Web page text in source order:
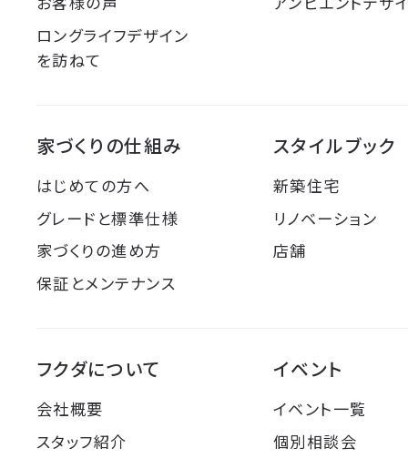
ロングライフデザイン
を訪ねて
家づくりの仕組み
はじめての方へ
グレードと標準仕様
家づくりの進め方
保証とメンテナンス
スタイルブック
新築住宅
リノベーション
店舗
フクダについて
会社概要
スタッフ紹介
イベント
イベント一覧
個別相談会